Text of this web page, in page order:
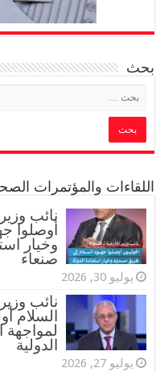
بحث
اللقاءات والمؤتمرات
‏نائب
أوصلوا
وخيار
صنعاء
يوليو 30, 2026
نائب
السلام
لمواجهة
الدولية
يوليو 27, 2026